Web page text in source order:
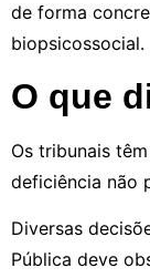
de forma
biopsicossocial.
O que
Os tribunais
deficiência não
Diversas
Pública deve